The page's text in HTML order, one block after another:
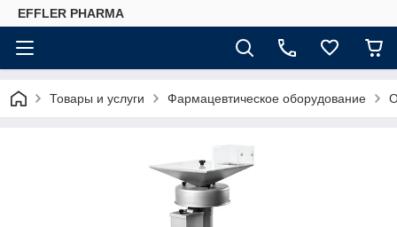
EFFLER PHARMA
Товары и услуги Фармацевтическое оборудование